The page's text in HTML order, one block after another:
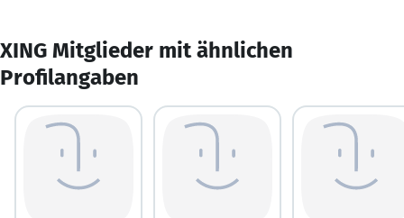
XING Mitglieder mit ähnlichen
Profilangaben